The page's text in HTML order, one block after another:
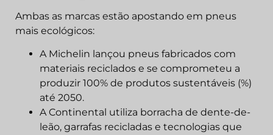
Ambas as marcas estão apostando em pneus
mais ecológicos:
A Michelin lançou pneus fabricados com
materiais reciclados e se comprometeu a
produzir 100% de produtos sustentáveis (%)
até 2050.
A Continental utiliza borracha de dente-de-
leão, garrafas recicladas e tecnologias que